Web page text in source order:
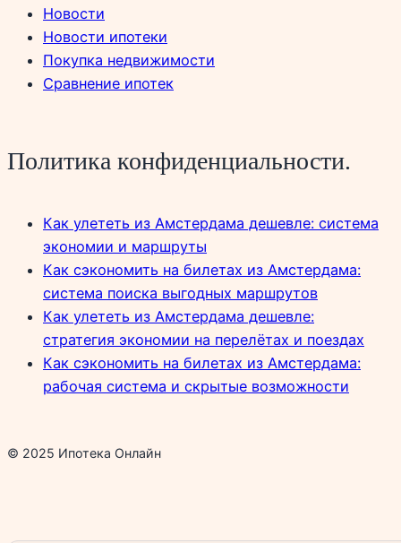
Новости
Новости ипотеки
Покупка недвижимости
Сравнение ипотек
Политика конфиденциальности.
Как улететь из Амстердама дешевле: система
экономии и маршруты
Как сэкономить на билетах из Амстердама:
система поиска выгодных маршрутов
Как улететь из Амстердама дешевле:
стратегия экономии на перелётах и поездах
Как сэкономить на билетах из Амстердама:
рабочая система и скрытые возможности
© 2025 Ипотека Онлайн